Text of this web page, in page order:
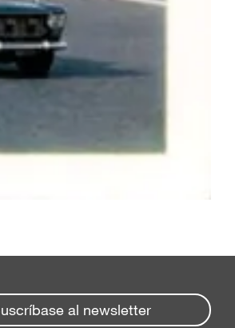
Suscríbase al newsletter